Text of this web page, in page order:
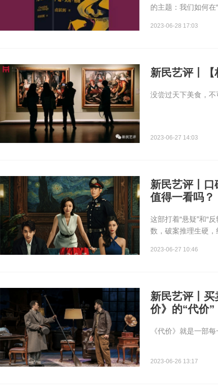
的主题：我们如何
2023-06-28 17:03
新民艺评丨
没尝过天下美食，
2023-06-27 14:03
新民艺评丨
值得一看吗？
这部打着“悬疑”和“
数，破案推理生硬
2023-06-27 10:46
新民艺评丨
价》的“代价”
《代价》就是一部
2023-06-26 13:17